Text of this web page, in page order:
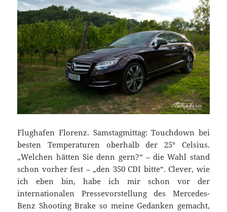
Flughafen Florenz. Samstagmittag: Touchdown bei
besten Temperaturen oberhalb der 25° Celsius.
„Welchen hätten Sie denn gern?“ – die Wahl stand
schon vorher fest – „den 350 CDI bitte“. Clever, wie
ich eben bin, habe ich mir schon vor der
internationalen Pressevorstellung des Mercedes-
Benz Shooting Brake so meine Gedanken gemacht,